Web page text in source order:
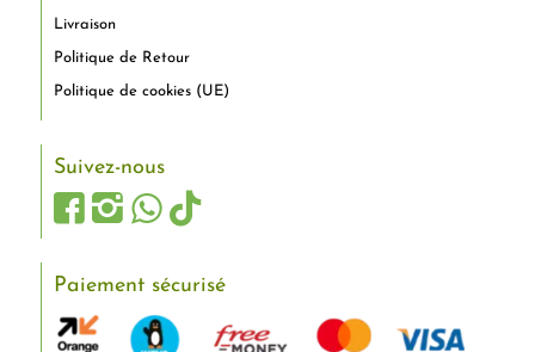
Livraison
Politique de Retour
Politique de cookies (UE)
Suivez-nous
Paiement sécurisé